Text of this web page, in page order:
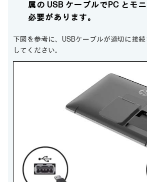
属の USB ケーブルでPC とモ
必要があります。
下図を参考に、USBケーブルが適切に接
してください。